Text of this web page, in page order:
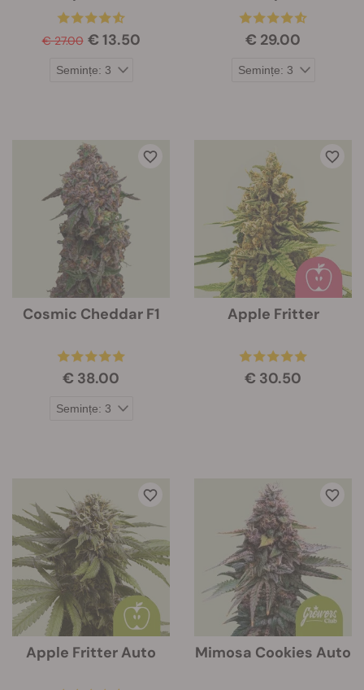
€ 27.00 € 13.50 € 29.00
Cosmic Cheddar F1
€ 38.00
Apple Fritter
€ 30.50
Apple Fritter Auto Mimosa Cookies Auto